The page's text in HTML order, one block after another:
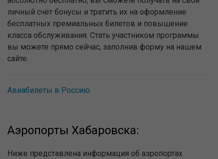
личный счёт бонусы и тратить их на оформление
бесплатных премиальных билетов и повышение
класса обслуживания. Стать участником программы
вы можете прямо сейчас, заполнив форму на нашем
сайте.
Авиабилеты в Россию
Аэропорты Хабаровска:
Ниже представлена информация об аэропортах